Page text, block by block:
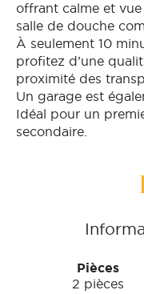
offrant calme et
salle de douche
À seulement 10
profitez d’une
proximité des
Un garage est
Idéal pour un
secondaire.
Pièces
2 pièces